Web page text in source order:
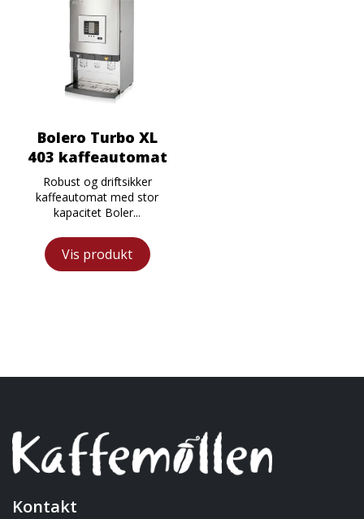
Bolero Turbo XL
403 kaffeautomat
Robust og driftsikker
kaffeautomat med stor
kapacitet Boler...
Vis produkt
Kontakt